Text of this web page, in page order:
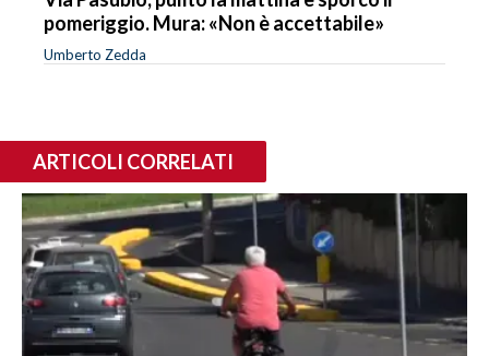
pomeriggio. Mura: «Non è accettabile»
Umberto Zedda
ARTICOLI CORRELATI